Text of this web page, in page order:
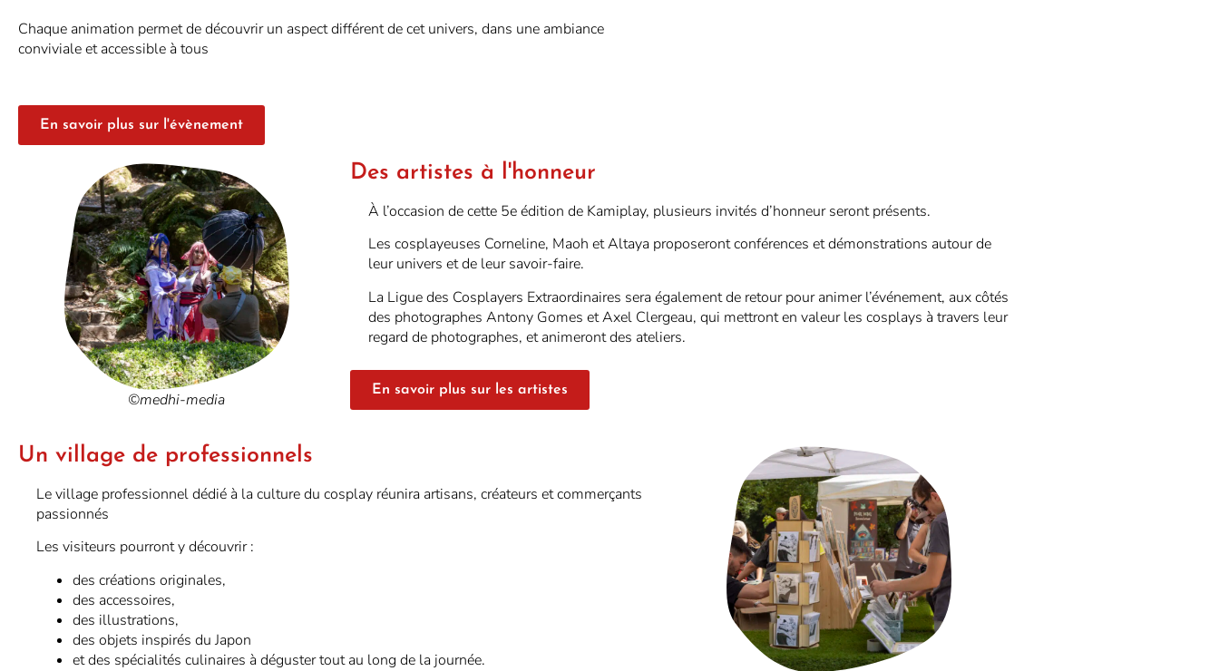
Chaque animation permet de découvrir un aspect différent de cet univers, dans une ambiance
conviviale et accessible à tous
En savoir plus sur l'évènement
©medhi-media
Des artistes à l'honneur
À l’occasion de cette 5e édition de Kamiplay, plusieurs invités d’honneur seront présents.
Les cosplayeuses Corneline, Maoh et Altaya proposeront conférences et démonstrations autour de
leur univers et de leur savoir-faire.
La Ligue des Cosplayers Extraordinaires sera également de retour pour animer l’événement, aux côtés
des photographes Antony Gomes et Axel Clergeau, qui mettront en valeur les cosplays à travers leur
regard de photographes, et animeront des ateliers.
En savoir plus sur les artistes
Un village de professionnels
Le village professionnel dédié à la culture du cosplay réunira artisans, créateurs et commerçants
passionnés
Les visiteurs pourront y découvrir :
des créations originales,
des accessoires,
des illustrations,
des objets inspirés du Japon
et des spécialités culinaires à déguster tout au long de la journée.